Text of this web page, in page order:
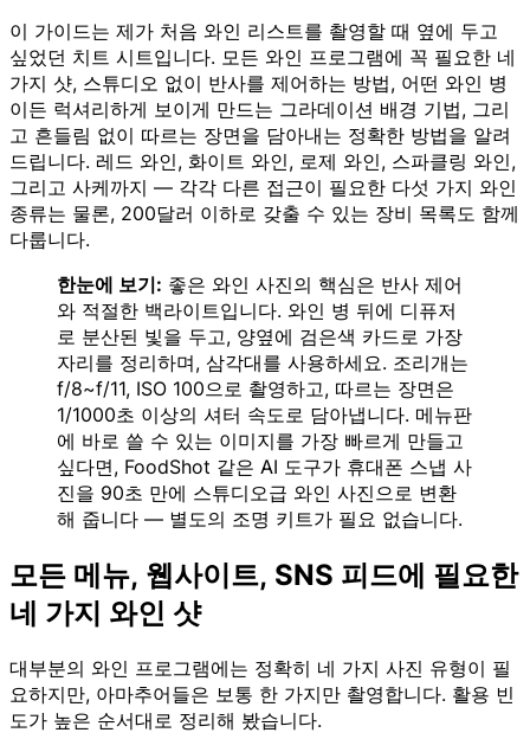
이 가이드는 제가 처음 와인 리스트를 촬영할 때 옆에 두고
싶었던 치트 시트입니다. 모든 와인 프로그램에 꼭 필요한 네
가지 샷, 스튜디오 없이 반사를 제어하는 방법, 어떤 와인 병
이든 럭셔리하게 보이게 만드는 그라데이션 배경 기법, 그리
고 흔들림 없이 따르는 장면을 담아내는 정확한 방법을 알려
드립니다. 레드 와인, 화이트 와인, 로제 와인, 스파클링 와인,
그리고 사케까지 — 각각 다른 접근이 필요한 다섯 가지 와인
종류는 물론, 200달러 이하로 갖출 수 있는 장비 목록도 함께
다룹니다.
한눈에 보기: 좋은 와인 사진의 핵심은 반사 제어
와 적절한 백라이트입니다. 와인 병 뒤에 디퓨저
로 분산된 빛을 두고, 양옆에 검은색 카드로 가장
자리를 정리하며, 삼각대를 사용하세요. 조리개는
f/8~f/11, ISO 100으로 촬영하고, 따르는 장면은
1/1000초 이상의 셔터 속도로 담아냅니다. 메뉴판
에 바로 쓸 수 있는 이미지를 가장 빠르게 만들고
싶다면, FoodShot 같은 AI 도구가 휴대폰 스냅 사
진을 90초 만에 스튜디오급 와인 사진으로 변환
해 줍니다 — 별도의 조명 키트가 필요 없습니다.
모든 메뉴, 웹사이트, SNS 피드에 필요한
네 가지 와인 샷
대부분의 와인 프로그램에는 정확히 네 가지 사진 유형이 필
요하지만, 아마추어들은 보통 한 가지만 촬영합니다. 활용 빈
도가 높은 순서대로 정리해 봤습니다.